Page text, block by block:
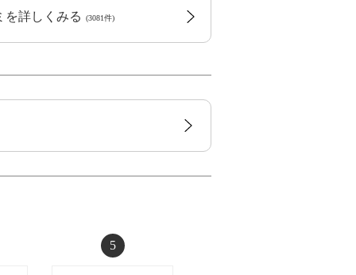
を詳しくみる (3081件)
5